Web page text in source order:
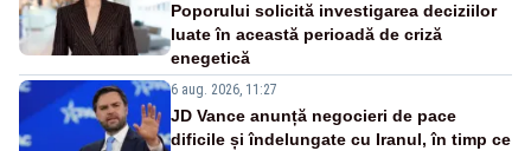
Poporului solicită investigarea deciziilor
luate în această perioadă de criză
enegetică
6 aug. 2026, 11:27
JD Vance anunță negocieri de pace
dificile și îndelungate cu Iranul, în timp ce